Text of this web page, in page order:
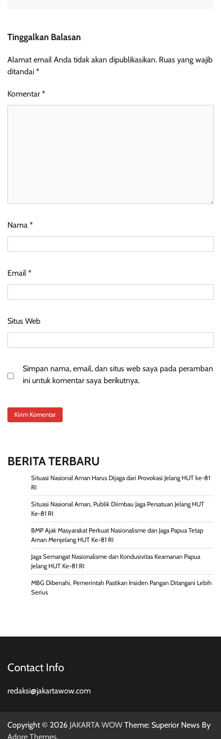
Tinggalkan Balasan
Alamat email Anda tidak akan dipublikasikan. Ruas yang wajib
ditandai *
Komentar *
Nama *
Email *
Situs Web
Simpan nama, email, dan situs web saya pada peramban
ini untuk komentar saya berikutnya.
BERITA TERBARU
Situasi Nasional Aman Harus Dijaga dari Provokasi Jelang HUT ke-81
RI
Situasi Nasional Aman, Publik Diimbau Jaga Persatuan Jelang HUT
Ke-81 RI
BMP Ajak Masyarakat Perkuat Nasionalisme dan Jaga Papua Tetap
Aman Menjelang HUT Ke-81 RI
Jaga Semangat Nasionalisme dan Kondusivitas Keamanan Papua
Jelang HUT Ke-81 RI
MBG Dibenahi, Pemerintah Pastikan Insiden Pangan Ditangani Lebih
Serius
Contact Info
redaksi@jakartawow.com
Copyright © 2026 JAKARTA WOW Theme: Superior News By
Adore Themes.